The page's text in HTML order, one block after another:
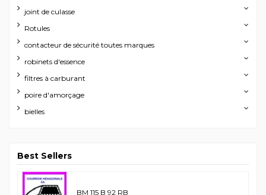
joint de culasse
Rotules
contacteur de sécurité toutes marques
robinets d'essence
filtres à carburant
poire d'amorçage
bielles
Best Sellers
BM 115 B 92 RB